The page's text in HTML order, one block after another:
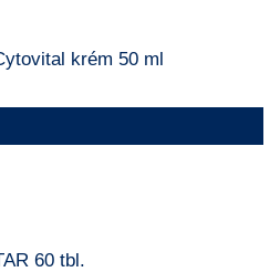
krém 50 ml
60 tbl.